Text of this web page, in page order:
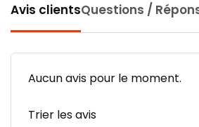
Avis clientsQuestions /
Aucun avis pour le moment.
Trier les avis